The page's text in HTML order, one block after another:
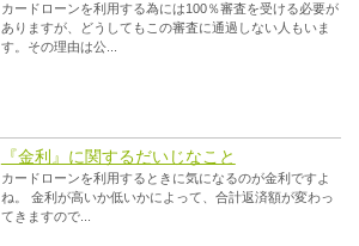
カードローンを利用する為には100％審査を受ける必要が
ありますが、どうしてもこの審査に通過しない人もいま
す。その理由は公...
『金利』に関するだいじなこと
カードローンを利用するときに気になるのが金利ですよ
ね。 金利が高いか低いかによって、合計返済額が変わっ
てきますので...